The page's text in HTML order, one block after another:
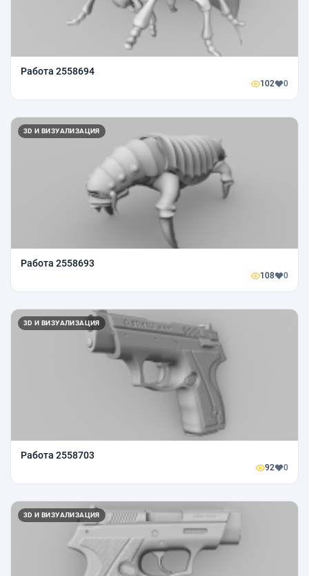
Работа 2558694
102 0
3D И ВИЗУАЛИЗАЦИЯ
Работа 2558693
108 0
3D И ВИЗУАЛИЗАЦИЯ
Работа 2558703
92 0
3D И ВИЗУАЛИЗАЦИЯ